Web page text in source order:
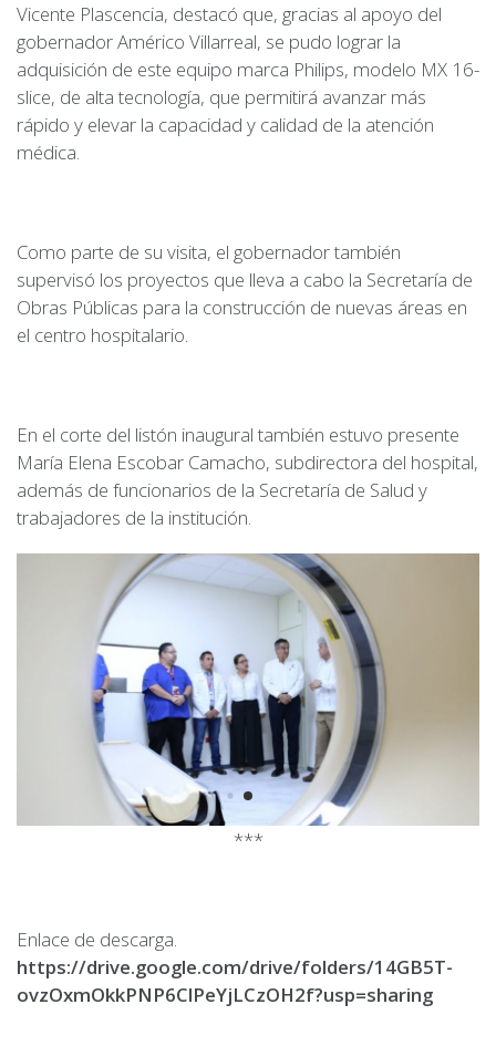
Vicente Plascencia, destacó que, gracias al apoyo del
gobernador Américo Villarreal, se pudo lograr la
adquisición de este equipo marca Philips, modelo MX 16-
slice, de alta tecnología, que permitirá avanzar más
rápido y elevar la capacidad y calidad de la atención
médica.
Como parte de su visita, el gobernador también
supervisó los proyectos que lleva a cabo la Secretaría de
Obras Públicas para la construcción de nuevas áreas en
el centro hospitalario.
En el corte del listón inaugural también estuvo presente
María Elena Escobar Camacho, subdirectora del hospital,
además de funcionarios de la Secretaría de Salud y
trabajadores de la institución.
***
Enlace de descarga.
https://drive.google.com/drive/folders/14GB5T-
ovzOxmOkkPNP6ClPeYjLCzOH2f?usp=sharing